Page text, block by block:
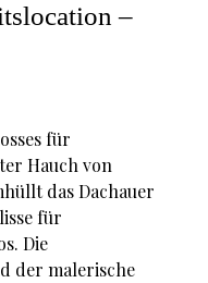
–
für
Hauch von
das Dachauer
für
Die
der malerische